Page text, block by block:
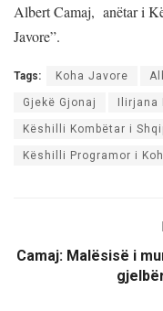
Albert Camaj, anëtar i
Javore”.
Tags: Koha Javore
Gjekë Gjonaj Ilirjana
Këshilli Kombëtar i
Këshilli Programor i
Camaj: Malësisë i